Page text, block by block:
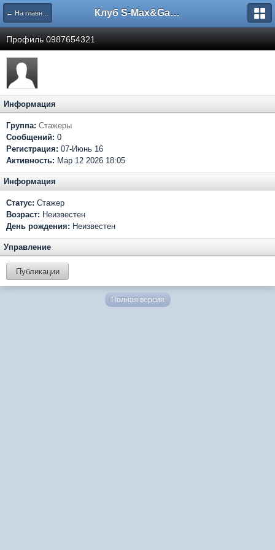
← На главную Клуб S-Max&Galaxy
Профиль 0987654321
Информация
Группа: Стажеры
Сообщений: 0
Регистрация: 07-Июнь 16
Активность: Мар 12 2026 18:05
Информация
Статус: Стажер
Возраст: Неизвестен
День рождения: Неизвестен
Управление
Публикации
Полная версия